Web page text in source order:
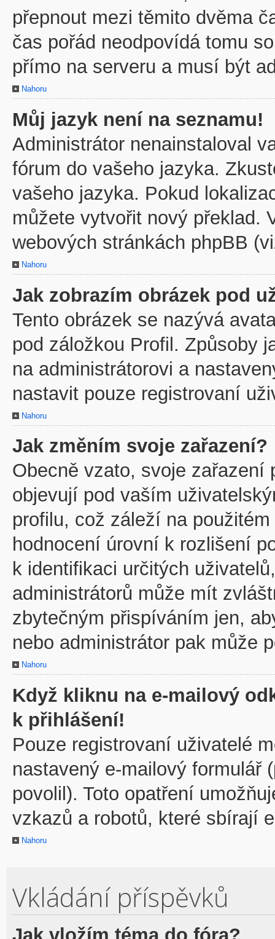
přepnout mezi těmito dvěma
čas pořád neodpovídá tomu
přímo na serveru a musí být
Nahoru
Můj jazyk není na seznamu!
Administrátor nenainstaloval
fórum do vašeho jazyka.
vašeho jazyka. Pokud
můžete vytvořit nový překlad.
webových stránkách phpBB
Nahoru
Jak zobrazím obrázek pod
Tento obrázek se nazývá
pod záložkou Profil. Způsoby
na administrátorovi a
nastavit pouze registrovaní
Nahoru
Jak změním svoje zařazení?
Obecně vzato, svoje zařazení
objevují pod vaším
profilu, což záleží na
hodnocení úrovní k rozlišení
k identifikaci určitých
administrátorů může mít
zbytečným přispíváním jen,
nebo administrátor pak může
Nahoru
Když kliknu na e-mailový
k přihlášení!
Pouze registrovaní uživatelé
nastavený e-mailový formulář
povolil). Toto opatření
vzkazů a robotů, které sbírají
Nahoru
Vkládání příspěvků